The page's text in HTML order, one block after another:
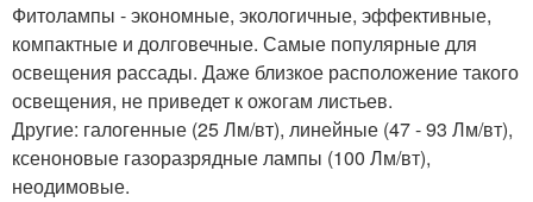
Фитолампы - экономные, экологичные, эффективные,
компактные и долговечные. Самые популярные для
освещения рассады. Даже близкое расположение такого
освещения, не приведет к ожогам листьев.
Другие: галогенные (25 Лм/вт), линейные (47 - 93 Лм/вт),
ксеноновые газоразрядные лампы (100 Лм/вт),
неодимовые.